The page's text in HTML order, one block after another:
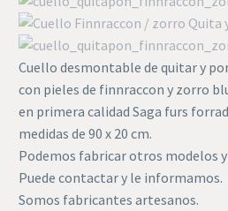
Cuello desmontable de quitar y
con pieles de finnraccon y zorro
en primera calidad Saga furs
medidas de 90 x 20 cm.
Podemos fabricar otros modelos
Puede contactar y le informamos.
Somos fabricantes artesanos.